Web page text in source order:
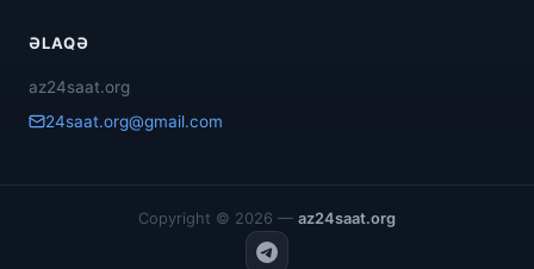
ƏLAQƏ
az24saat.org
24saat.org@gmail.com
Copyright © 2026 — az24saat.org